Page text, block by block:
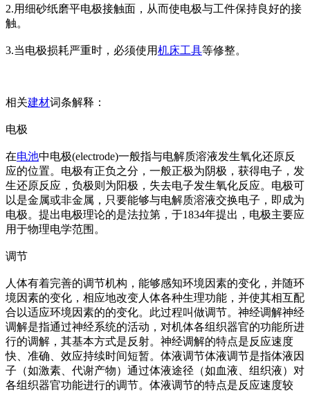
2.用细砂纸磨平电极接触面，从而使电极与工件保持良好的接
触。
3.当电极损耗严重时，必须使用机床工具等修整。
相关建材词条解释：
电极
在电池中电极(electrode)一般指与电解质溶液发生氧化还原反
应的位置。电极有正负之分，一般正极为阴极，获得电子，发
生还原反应，负极则为阳极，失去电子发生氧化反应。电极可
以是金属或非金属，只要能够与电解质溶液交换电子，即成为
电极。提出电极理论的是法拉第，于1834年提出，电极主要应
用于物理电学范围。
调节
人体有着完善的调节机构，能够感知环境因素的变化，并随环
境因素的变化，相应地改变人体各种生理功能，并使其相互配
合以适应环境因素的的变化。此过程叫做调节。神经调解神经
调解是指通过神经系统的活动，对机体各组织器官的功能所进
行的调解，其基本方式是反射。神经调解的特点是反应速度
快、准确、效应持续时间短暂。体液调节体液调节是指体液因
子（如激素、代谢产物）通过体液途径（如血液、组织液）对
各组织器官功能进行的调节。体液调节的特点是反应速度较